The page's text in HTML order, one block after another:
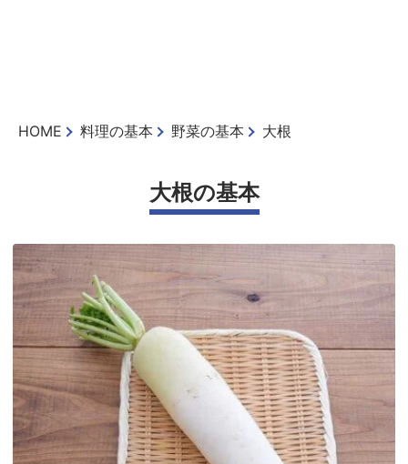
HOME 料理の基本 野菜の基本 大根
大根の基本